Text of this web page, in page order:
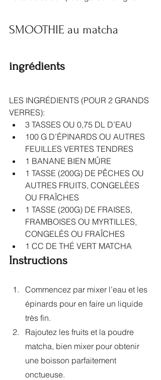
SMOOTHIE au matcha
ingrédients
LES INGRÉDIENTS (POUR 2 GRANDS
VERRES):
3 TASSES OU 0,75 DL D’EAU
100 G D’ÉPINARDS OU AUTRES
FEUILLES VERTES TENDRES
1 BANANE BIEN MÛRE
1 TASSE (200G) DE PÊCHES OU
AUTRES FRUITS, CONGELÉES
OU FRAÎCHES
1 TASSE (200G) DE FRAISES,
FRAMBOISES OU MYRTILLES,
CONGELÉS OU FRAÎCHES
1 CC DE THÉ VERT MATCHA
Instructions
Commencez par mixer l’eau et les
épinards pour en faire un liquide
très fin.
Rajoutez les fruits et la poudre
matcha, bien mixer pour obtenir
une boisson parfaitement
onctueuse.